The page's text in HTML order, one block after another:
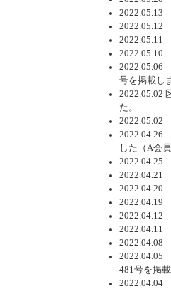
2022.05.13
2022.05.12
2022.05.11
2022.05.10
2022.05.06
号を掲載し
2022.05.02
た。
2022.05.02
2022.04.26
した（A会
2022.04.25
2022.04.21
2022.04.20
2022.04.19
2022.04.12
2022.04.11
2022.04.08
2022.04.05
481号を掲
2022.04.04